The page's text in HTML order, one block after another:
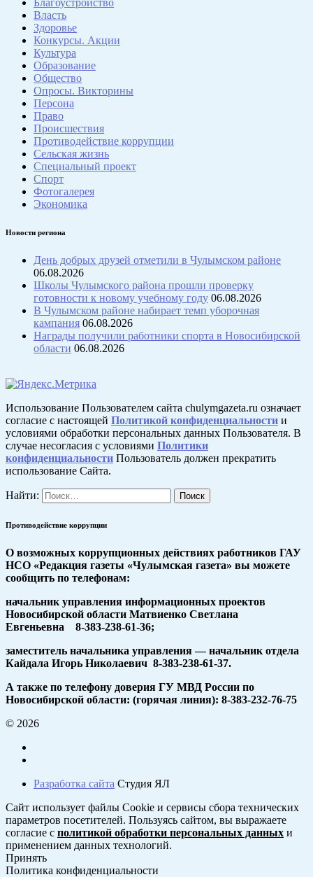
Благоустройство
Власть
Здоровье
Конкурсы. Акции
Культура
Образование
Общество
Опросы. Викторины
Персона
Право
Происшествия
Противодействие коррупции
Сельская жизнь
Специальный проект
Спорт
Фотогалерея
Экономика
Новости региона
День добрых друзей отметили в Чулымском районе
06.08.2026
Школы Чулымского района прошли проверку
готовности к новому учебному году 06.08.2026
В Чулымском районе набирает темп уборочная
кампания 06.08.2026
Награды получили работники спорта в Новосибирской
области 06.08.2026
Использование Пользователем сайта chulymgazeta.ru означает
согласие с настоящей Политикой конфиденциальности и
условиями обработки персональных данных Пользователя. В
случае несогласия с условиями Политики
конфиденциальности Пользователь должен прекратить
использование Сайта.
Найти:
Противодействие коррупции
О возможных коррупционных действиях работников ГАУ
НСО «Редакция газеты «Чулымская газета» вы можете
сообщить по телефонам:
начальник управления информационных проектов
Новосибирской области Матвиенко Светлана
Евгеньевна 8-383-238-61-36;
заместитель начальника управления — начальник отдела
Кайдала Игорь Николаевич 8-383-238-61-37.
А также по телефону доверия ГУ МВД России по
Новосибирской области: (горячая линия): 8-383-232-76-75
© 2026
Разработка сайта Студия ЯЛ
Сайт использует файлы Cookie и сервисы сбора технических
параметров посетителей. Пользуясь сайтом, вы выражаете
согласие с политикой обработки персональных данных и
применением данных технологий.
Принять
Политика конфиденциальности